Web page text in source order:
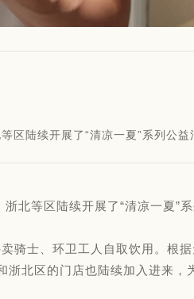
陆续开展了“清凉一夏”系列公益
北等区陆续开展了“清凉一夏”系
骑士、环卫工人自取饮用。根
北区的门店也陆续加入进来，